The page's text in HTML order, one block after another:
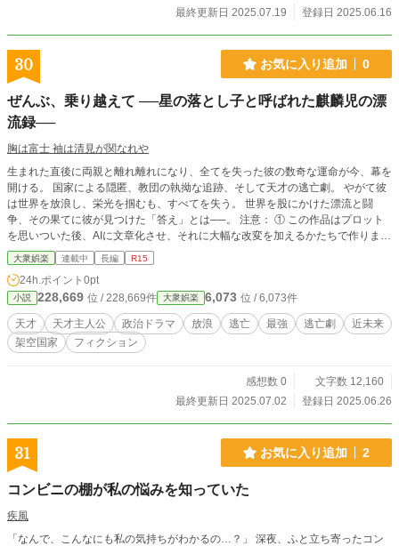
――心が、世界を変える鍵になる。
最終更新日 2025.07.19
登録日 2025.06.16
30 お気に入り追加 0
ぜんぶ、乗り越えて ──星の落とし子と呼ばれた麒麟児の漂
流録──
胸は富士 袖は清見が関なれや
生まれた直後に両親と離れ離れになり、全てを失った彼の数奇な運命が今、幕を
開ける。 国家による隠匿、教団の執拗な追跡、そして天才の逃亡劇。 やがて彼
は世界を放浪し、栄光を掴むも、すべてを失う。 世界を股にかけた漂流と闘
争、その果てに彼が見つけた「答え」とは──。 注意： ① この作品はプロット
を思いついた後、AIに文章化させ、それに大幅な改変を加えるかたちで作りまし
た。苦手な方はご承知おきの上、お読みください。 ② この物語はフィクション
であり、実在の国家・宗教・人物・団体・文化等とは一切関係ありません
大衆娯楽 連載中 長編 R15
24h.ポイント 0pt
小説 228,669 位 / 228,669件 大衆娯楽 6,073 位 / 6,073件
天才 天才主人公 政治ドラマ 放浪 逃亡 最強 逃亡劇
近未来
架空国家
フィクション
感想数 0
文字数 12,160
最終更新日 2025.07.02
登録日 2025.06.26
31 お気に入り追加 2
コンビニの棚が私の悩みを知っていた
疾風
「なんで、こんなにも私の気持ちがわかるの…？」 深夜、ふと立ち寄ったコン